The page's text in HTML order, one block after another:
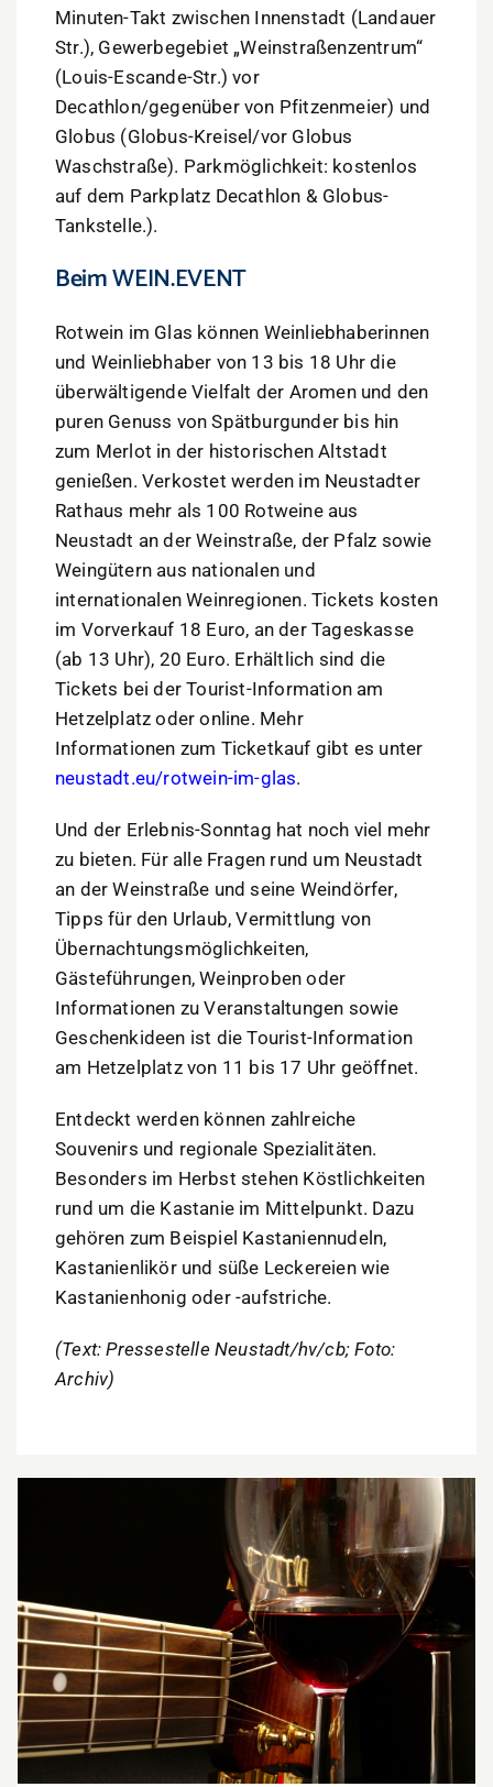
Minuten-Takt zwischen Innenstadt (Landauer
Str.), Gewerbegebiet „Weinstraßenzentrum“
(Louis-Escande-Str.) vor
Decathlon/gegenüber von Pfitzenmeier) und
Globus (Globus-Kreisel/vor Globus
Waschstraße). Parkmöglichkeit: kostenlos
auf dem Parkplatz Decathlon & Globus-
Tankstelle.).
Beim WEIN.EVENT
Rotwein im Glas können Weinliebhaberinnen
und Weinliebhaber von 13 bis 18 Uhr die
überwältigende Vielfalt der Aromen und den
puren Genuss von Spätburgunder bis hin
zum Merlot in der historischen Altstadt
genießen. Verkostet werden im Neustadter
Rathaus mehr als 100 Rotweine aus
Neustadt an der Weinstraße, der Pfalz sowie
Weingütern aus nationalen und
internationalen Weinregionen. Tickets kosten
im Vorverkauf 18 Euro, an der Tageskasse
(ab 13 Uhr), 20 Euro. Erhältlich sind die
Tickets bei der Tourist-Information am
Hetzelplatz oder online. Mehr
Informationen zum Ticketkauf gibt es unter
neustadt.eu/rotwein-im-glas.
Und der Erlebnis-Sonntag hat noch viel mehr
zu bieten. Für alle Fragen rund um Neustadt
an der Weinstraße und seine Weindörfer,
Tipps für den Urlaub, Vermittlung von
Übernachtungsmöglichkeiten,
Gästeführungen, Weinproben oder
Informationen zu Veranstaltungen sowie
Geschenkideen ist die Tourist-Information
am Hetzelplatz von 11 bis 17 Uhr geöffnet.
Entdeckt werden können zahlreiche
Souvenirs und regionale Spezialitäten.
Besonders im Herbst stehen Köstlichkeiten
rund um die Kastanie im Mittelpunkt. Dazu
gehören zum Beispiel Kastaniennudeln,
Kastanienlikör und süße Leckereien wie
Kastanienhonig oder -aufstriche.
(Text: Pressestelle Neustadt/hv/cb; Foto:
Archiv)
Genüsse für alle Sinne: „Wein & Musik“ kehrt in
die Lautrer Innenstadt zurück